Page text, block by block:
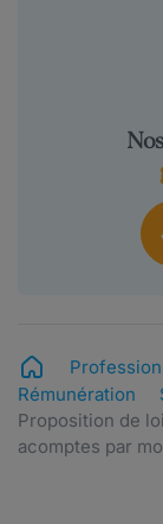
Rémunération
Proposition de
acomptes par